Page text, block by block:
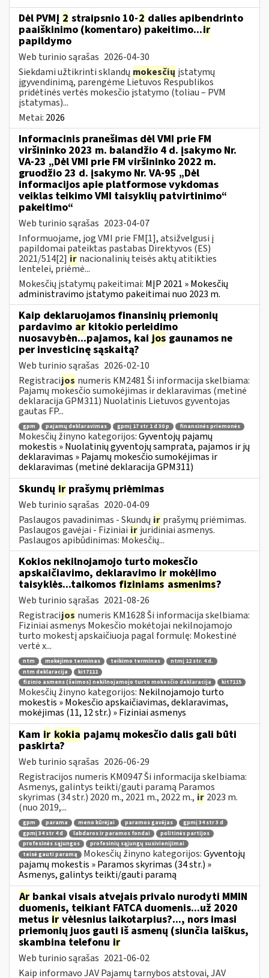
Dėl PVMĮ 2 straipsnio 10-2 dalies apibendrinto
paaiškinimo (komentaro) pakeitimo...ir
papildymo
Web turinio sąrašas 2026-04-30
Siekdami užtikrinti sklandų mokesčių įstatymų
įgyvendinimą, parengėme Lietuvos Respublikos
pridėtinės vertės mokesčio įstatymo (toliau – PVM
įstatymas)...
Metai: 2026
Informacinis pranešimas dėl VMI prie FM
viršininko 2023 m. balandžio 4 d. įsakymo Nr.
VA-23 „Dėl VMI prie FM viršininko 2022 m.
gruodžio 23 d. įsakymo Nr. VA-95 „Dėl
informacijos apie platformose vykdomas
veiklas teikimo VMI taisyklių patvirtinimo“
pakeitimo“
Web turinio sąrašas 2023-04-07
Informuojame, jog VMI prie FM[1], atsižvelgusi į
papildomai pateiktas pastabas Direktyvos (ES)
2021/514[2] ir nacionalinių teisės aktų atitikties
lentelei, priėmė...
Mokesčių įstatymų pakeitimai: MĮP 2021 » Mokesčių
administravimo įstatymo pakeitimai nuo 2023 m.
Kaip deklaruojamos finansinių priemonių
pardavimo ar kitokio perleidimo
nuosavybėn...pajamos, kai jos gaunamos ne
per investicinę sąskaitą?
Web turinio sąrašas 2026-02-10
Registracijos numeris KM2481 Ši informacija skelbiama:
Pajamų mokesčio sumokėjimas ir deklaravimas (metinė
deklaracija GPM311) Nuolatinis Lietuvos gyventojas
gautas FP...
gpm pajamų deklaravimas gpmį 17 str 1 d 30 p finansinės priemonės
Mokesčių žinyno kategorijos:Gyventojų pajamų
mokestis » Nuolatinių gyventojų samprata, pajamos ir jų
deklaravimas » Pajamų mokesčio sumokėjimas ir
deklaravimas (metinė deklaracija GPM311)
Skundų ir prašymų priėmimas
Web turinio sąrašas 2020-04-09
Paslaugos pavadinimas - Skundų ir prašymų priėmimas.
Paslaugos gavėjai - Fiziniai ir juridiniai asmenys.
Paslaugos apibūdinimas: Mokesčių...
Kokios nekilnojamojo turto mokesčio
apskaičiavimo, deklaravimo ir mokėjimo
taisyklės...taikomos fiziniams asmenims?
Web turinio sąrašas 2021-08-26
Registracijos numeris KM1628 Ši informacija skelbiama:
Fiziniai asmenys Mokesčio mokėtojai nekilnojamojo
turto mokestį apskaičiuoja pagal formulę: Mokestinė
vertė x...
ntm mokėjimo terminas teikimo terminas
ntmį 12 str. 4 d.
ntm deklaracija
kit7111
fizinio asmens (šeimos) nekilnojamojo turto mokesčio deklaracija
kit7115
Mokesčių žinyno kategorijos: Nekilnojamojo turto
mokestis » Mokesčio apskaičiavimas, deklaravimas,
mokėjimas (11, 12 str.) » Fiziniai asmenys
Kam ir kokia pajamų mokesčio dalis gali būti
paskirta?
Web turinio sąrašas 2026-06-29
Registracijos numeris KM0947 Ši informacija skelbiama:
Asmenys, galintys teikti/gauti paramą Paramos
skyrimas (34 str.) 2020 m., 2021 m., 2022 m., ir 2023 m.
(nuo 2019,...
gpm parama meno kūrėjai paramos gavėjas
gpmį 34 str 3 d
gpmį 34 str 4 d
labdaros ir paramos fondai
politinės partijos
profesinės sąjungos
profesinių sąjungų susivienijimai
teisė gauti paramą
Mokesčių žinyno kategorijos:Gyventojų
pajamų mokestis » Paramos skyrimas (34 str.) »
Asmenys, galintys teikti/gauti paramą
Ar bankai visais atvejais privalo nurodyti MMIN
duomenis, teikiant FATCA duomenis...už 2020
metus ir vėlesnius laikotarpius?..., nors imasi
priemonių juos gauti iš asmenų (siunčia laiškus,
skambina telefonu ir
Web turinio sąrašas 2021-06-02
Kaip informavo JAV Pajamų tarnybos atstovai, JAV